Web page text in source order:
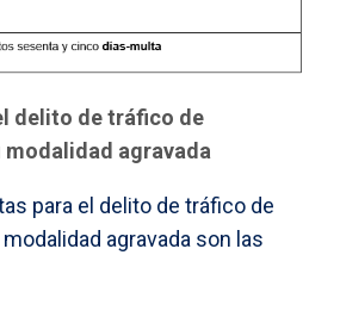
delito de tráfico de
modalidad agravada
para el delito de tráfico de
agravada son las